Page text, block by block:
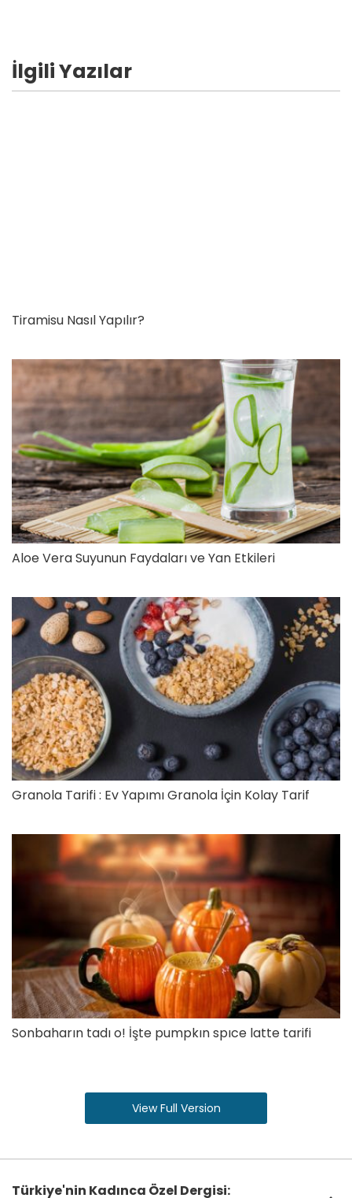
İlgili Yazılar
Tiramisu Nasıl Yapılır?
Aloe Vera Suyunun Faydaları ve Yan Etkileri
Granola Tarifi : Ev Yapımı Granola İçin Kolay Tarif
Sonbaharın tadı o! İşte pumpkın spıce latte tarifi
View Full Version
Türkiye'nin Kadınca Özel Dergisi: